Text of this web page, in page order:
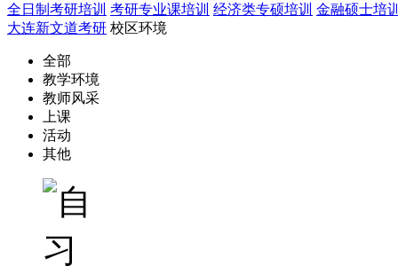
全日制考研培训 考研专业课培训 经济类专硕培训 金融硕士培
大连新文道考研 校区环境
全部
教学环境
教师风采
上课
活动
其他